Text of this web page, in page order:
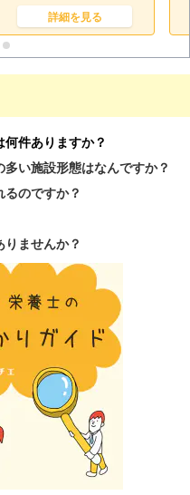
詳細を見る
件ありますか？
い施設形態はなんですか？
のですか？
ませんか？